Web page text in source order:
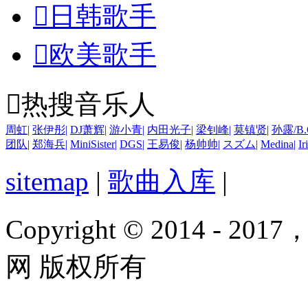
 日韩歌手
欧美歌手
热搜音乐人
周虹| 张伊彤| DJ萧辉| 游小青| 内田光子| 梁钊峰| 莫镇贤| 孙露/
团队| 郑海兵| MiniSister| DGS| 王易俊| 杨帅帅| スズム| Medina|
sitemap | 歌曲入库 |
Copyright © 2014 - 2017
网 版权所有